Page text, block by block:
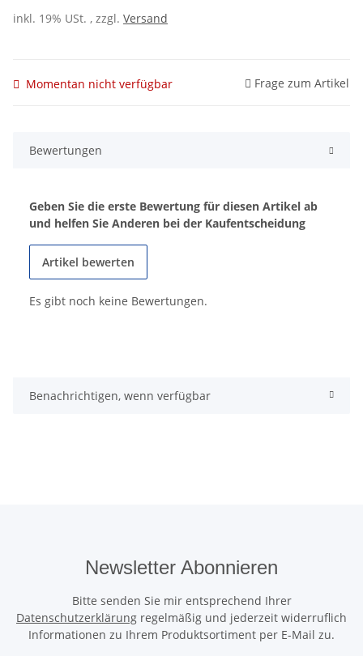
inkl. 19% USt. , zzgl. Versand
Momentan nicht verfügbar Frage zum Artikel
Bewertungen
Geben Sie die erste Bewertung für diesen Artikel ab
und helfen Sie Anderen bei der Kaufentscheidung
Artikel bewerten
Es gibt noch keine Bewertungen.
Benachrichtigen, wenn verfügbar
Newsletter Abonnieren
Bitte senden Sie mir entsprechend Ihrer
Datenschutzerklärung regelmäßig und jederzeit widerruflich
Informationen zu Ihrem Produktsortiment per E-Mail zu.